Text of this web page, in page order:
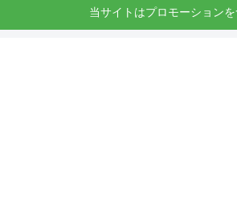
当サイトはプロモーション